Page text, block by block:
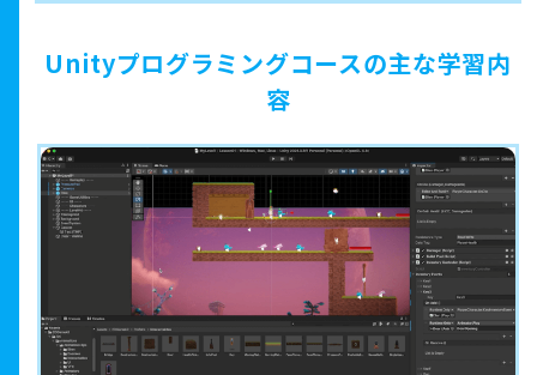
Unityプログラミングコースの主な学習内
容